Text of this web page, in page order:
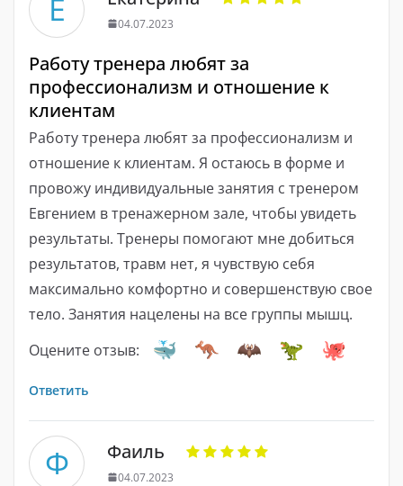
Е 04.07.2023
Работу тренера любят за
профессионализм и отношение к
клиентам
Работу тренера любят за профессионализм и
отношение к клиентам. Я остаюсь в форме и
провожу индивидуальные занятия с тренером
Евгением в тренажерном зале, чтобы увидеть
результаты. Тренеры помогают мне добиться
результатов, травм нет, я чувствую себя
максимально комфортно и совершенствую свое
тело. Занятия нацелены на все группы мышц.
Оцените отзыв:
Ответить
Ф Фаиль
04.07.2023